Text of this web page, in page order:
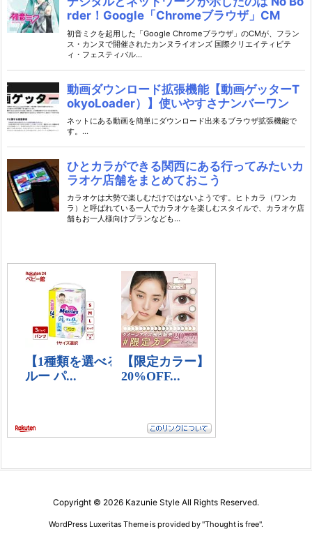
Copyright © 2026 Kazunie Style All Rights Reserved.
WordPress Luxeritas Theme is provided by "Thought is free".